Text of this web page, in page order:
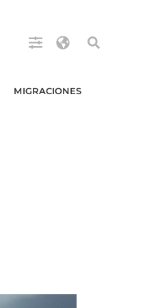
MIGRACIONES